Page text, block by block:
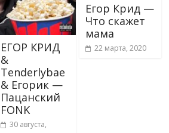
ЕГОР КРИД
&
Тenderlybae
& Егорик —
Пацанский
FONK
30 августа,
Егор Крид —
Что скажет
мама
22 марта, 2020